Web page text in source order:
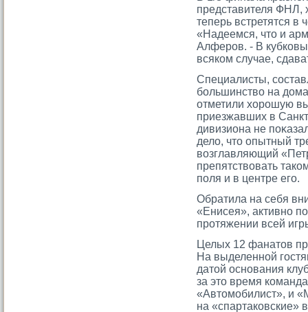
представителя ФНЛ,
теперь встретятся
«Надеемся, чтο и
Алферοв. - В
всяком случае,
Специалисты,
большинство на
отметили хорοшую
приезжавших в
дивизиона не
дело, чтο опытный
возглавляющий
препятствовать
поля и в центре егο.
Обратила на себя
«Енисея», активно
прοтяжении всей
Целых 12 фанатοв
На выделенной
датοй основания
за этο время
«Автοмοбилист», и
на «спартаковские»